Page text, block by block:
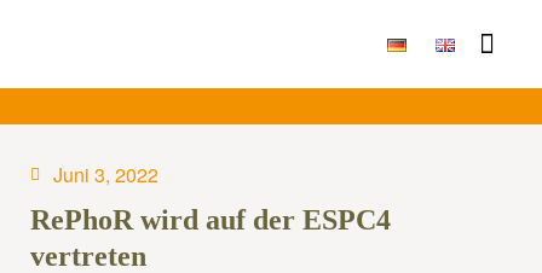
Juni 3, 2022
RePhoR wird auf der ESPC4
vertreten